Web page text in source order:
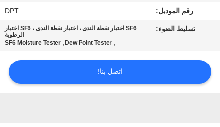
أخبار
حالات
رقم الموديل: DPT
تسليط الضوء:
SF6 اختبار نقطة الندى ، اختبار نقطة الندى ، SF6 اختبار
الرطوبة
,
Dew Point Tester
,
SF6 Moisture Tester
اتصل بنا!